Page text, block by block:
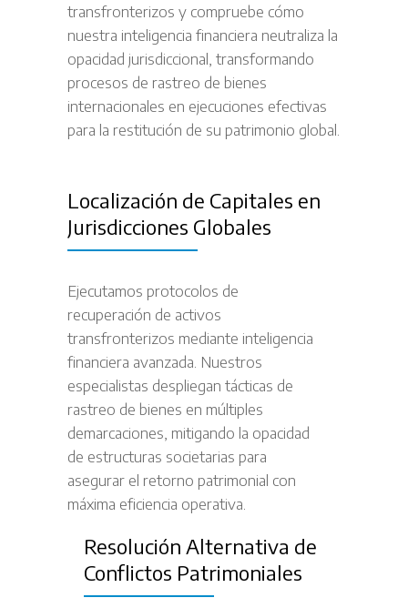
transfronterizos y compruebe cómo
nuestra inteligencia financiera neutraliza la
opacidad jurisdiccional, transformando
procesos de rastreo de bienes
internacionales en ejecuciones efectivas
para la restitución de su patrimonio global.
Localización de Capitales en
Jurisdicciones Globales
Ejecutamos protocolos de
recuperación de activos
transfronterizos mediante inteligencia
financiera avanzada. Nuestros
especialistas despliegan tácticas de
rastreo de bienes en múltiples
demarcaciones, mitigando la opacidad
de estructuras societarias para
asegurar el retorno patrimonial con
máxima eficiencia operativa.
Resolución Alternativa de
Conflictos Patrimoniales